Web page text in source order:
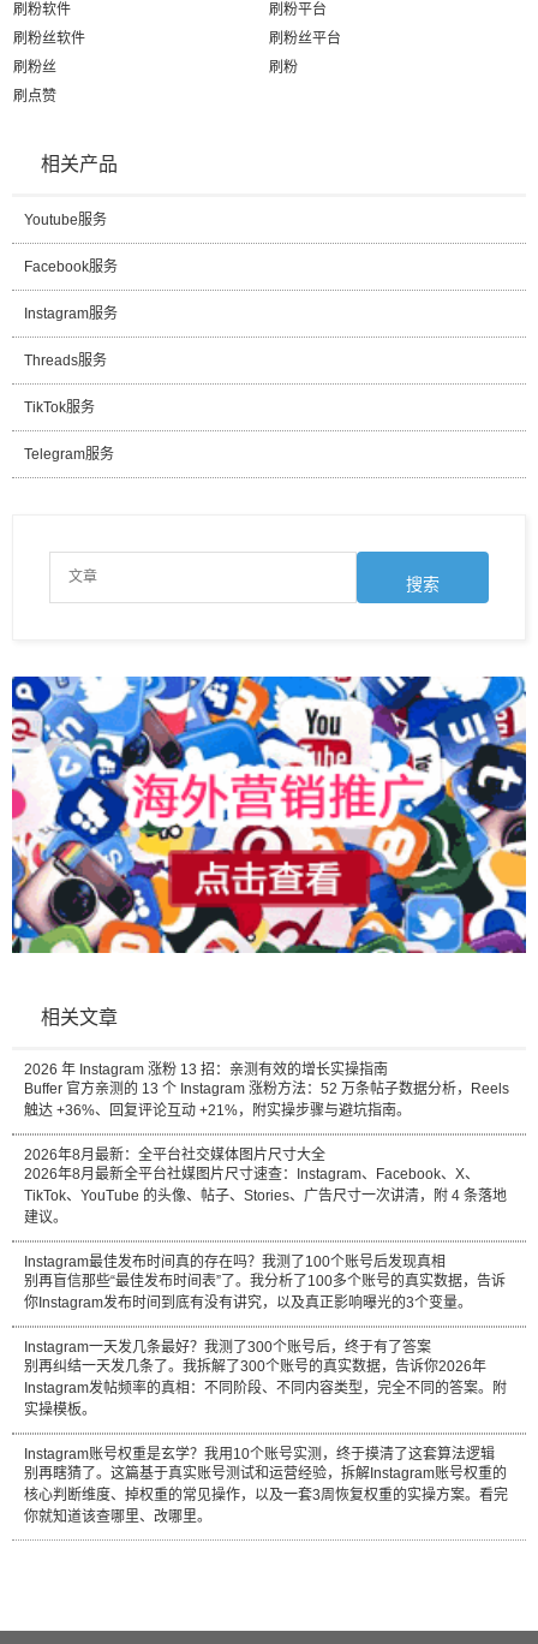
刷粉软件
刷粉平台
刷粉丝软件
刷粉丝平台
刷粉丝
刷粉
刷点赞
相关产品
Youtube服务
Facebook服务
Instagram服务
Threads服务
TikTok服务
Telegram服务
相关文章
2026 年 Instagram 涨粉 13 招：亲测有效的增长实操指南
Buffer 官方亲测的 13 个 Instagram 涨粉方法：52 万条帖子数据分析，Reels
触达 +36%、回复评论互动 +21%，附实操步骤与避坑指南。
2026年8月最新：全平台社交媒体图片尺寸大全
2026年8月最新全平台社媒图片尺寸速查：Instagram、Facebook、X、
TikTok、YouTube 的头像、帖子、Stories、广告尺寸一次讲清，附 4 条落地
建议。
Instagram最佳发布时间真的存在吗？我测了100个账号后发现真相
别再盲信那些“最佳发布时间表”了。我分析了100多个账号的真实数据，告诉
你Instagram发布时间到底有没有讲究，以及真正影响曝光的3个变量。
Instagram一天发几条最好？我测了300个账号后，终于有了答案
别再纠结一天发几条了。我拆解了300个账号的真实数据，告诉你2026年
Instagram发帖频率的真相：不同阶段、不同内容类型，完全不同的答案。附
实操模板。
Instagram账号权重是玄学？我用10个账号实测，终于摸清了这套算法逻辑
别再瞎猜了。这篇基于真实账号测试和运营经验，拆解Instagram账号权重的
核心判断维度、掉权重的常见操作，以及一套3周恢复权重的实操方案。看完
你就知道该查哪里、改哪里。